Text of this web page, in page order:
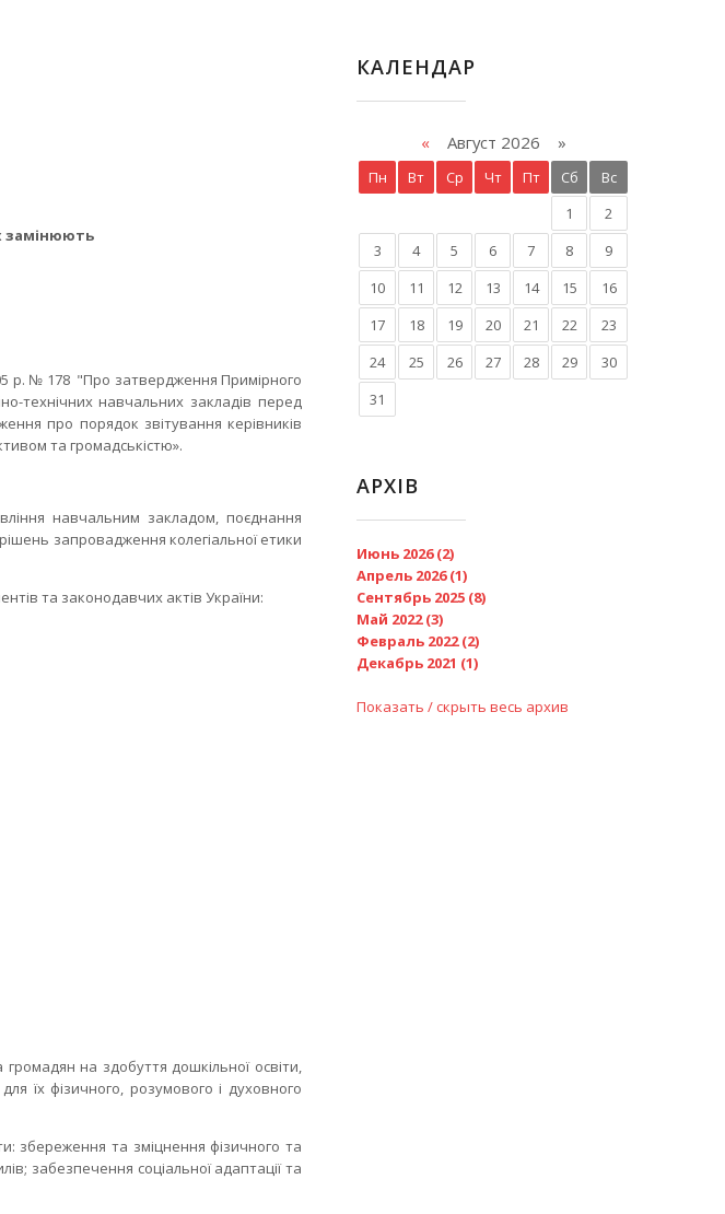
замінюють
р. № 178 "Про затвердження Примірного
технічних навчальних закладів перед
про порядок звітування керівників
та громадськістю».
навчальним закладом, поєднання
запровадження колегіальної етики
та законодавчих актів України:
на здобуття дошкільної освіти,
їх фізичного, розумового і духовного
та зміцнення фізичного та
забезпечення соціальної адаптації та
КАЛЕНДАР
« Август 2026 »
Пн Вт Ср Чт Пт Сб
Вс
1
2
3
4 5 6 7 8
9
10
11 12 13 14 15
16
17
18 19 20 21 22
23
24
25 26 27 28 29
30
31
АРХІВ
Июнь 2026 (2)
Апрель 2026 (1)
Сентябрь 2025 (8)
Май 2022 (3)
Февраль 2022 (2)
Декабрь 2021 (1)
Показать / скрыть весь архив